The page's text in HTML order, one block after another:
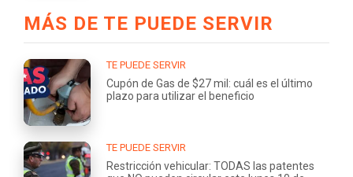
MÁS DE TE PUEDE SERVIR
TE PUEDE SERVIR
Cupón de Gas de $27 mil: cuál es el último
plazo para utilizar el beneficio
TE PUEDE SERVIR
Restricción vehicular: TODAS las patentes